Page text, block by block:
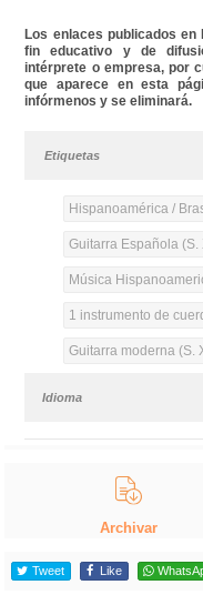
Los enlaces publicados
fin educativo y de
intérprete o empresa, por
que aparece en esta
infórmenos y se eliminará.
Etiquetas
Hispanoamérica /
Guitarra Española (S.
Música
1 instrumento de
Guitarra moderna (S.
Idioma
Archivar
Tweet Like